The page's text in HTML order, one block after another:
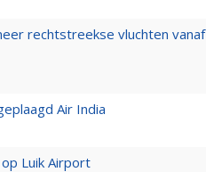
rechtstreekse vluchten vanaf
Air India
Luik Airport